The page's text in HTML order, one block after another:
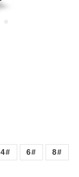
4# 6# 8#